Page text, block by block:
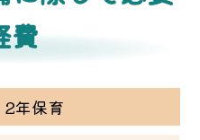
費
2年保育